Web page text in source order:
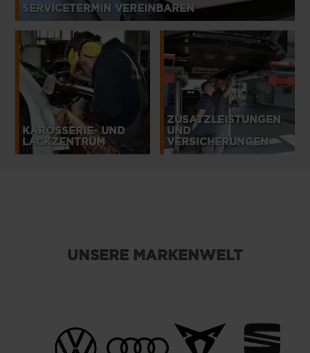
SERVICETERMIN VEREINBAREN
KAROSSERIE- UND
LACKZENTRUM
ZUSATZLEISTUNGEN
UND
VERSICHERUNGEN
UNSERE MARKENWELT